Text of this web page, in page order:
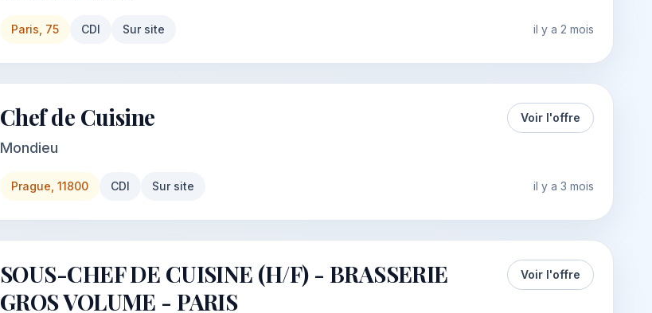
Paris, 75 CDI Sur site il y a 2 mois
Chef de Cuisine
Mondieu
Voir l'offre
Prague, 11800 CDI Sur site il y a 3 mois
SOUS-CHEF DE CUISINE (H/F) - BRASSERIE
GROS VOLUME - PARIS
Voir l'offre